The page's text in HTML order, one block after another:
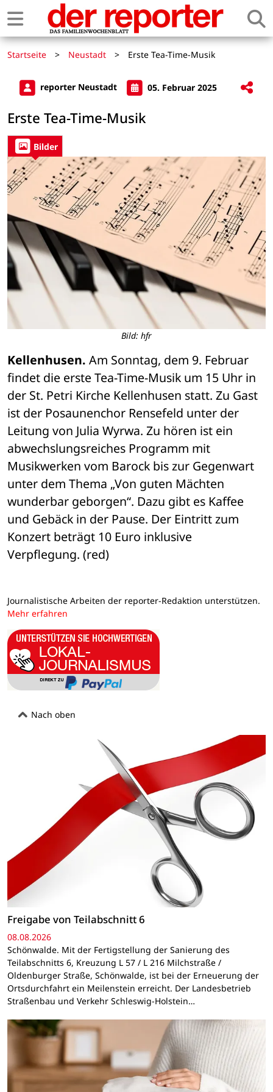
Startseite > Neustadt > Erste Tea-Time-Musik
reporter Neustadt 05. Februar 2025
Erste Tea-Time-Musik
Bilder
Bild: hfr
Kellenhusen. Am Sonntag, dem 9. Februar
findet die erste Tea-Time-Musik um 15 Uhr in
der St. Petri Kirche Kellenhusen statt. Zu Gast
ist der Posaunenchor Rensefeld unter der
Leitung von Julia Wyrwa. Zu hören ist ein
abwechslungsreiches Programm mit
Musikwerken vom Barock bis zur Gegenwart
unter dem Thema „Von guten Mächten
wunderbar geborgen“. Dazu gibt es Kaffee
und Gebäck in der Pause. Der Eintritt zum
Konzert beträgt 10 Euro inklusive
Verpflegung. (red)
Journalistische Arbeiten der reporter-Redaktion unterstützen.
Mehr erfahren
Nach oben
Freigabe von Teilabschnitt 6
08.08.2026
Schönwalde. Mit der Fertigstellung der Sanierung des
Teilabschnitts 6, Kreuzung L 57 / L 216 Milchstraße /
Oldenburger Straße, Schönwalde, ist bei der Erneuerung der
Ortsdurchfahrt ein Meilenstein erreicht. Der Landesbetrieb
Straßenbau und Verkehr Schleswig-Holstein…